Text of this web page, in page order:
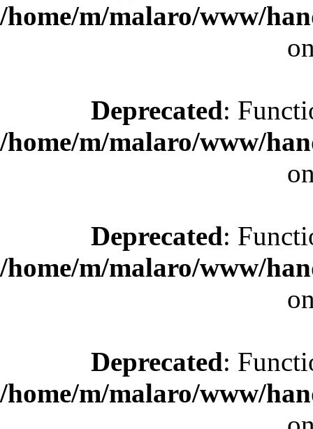
/home/m/malaro/www/
Deprecated:
/home/m/malaro/www/
Deprecated:
/home/m/malaro/www/
Deprecated:
/home/m/malaro/www/